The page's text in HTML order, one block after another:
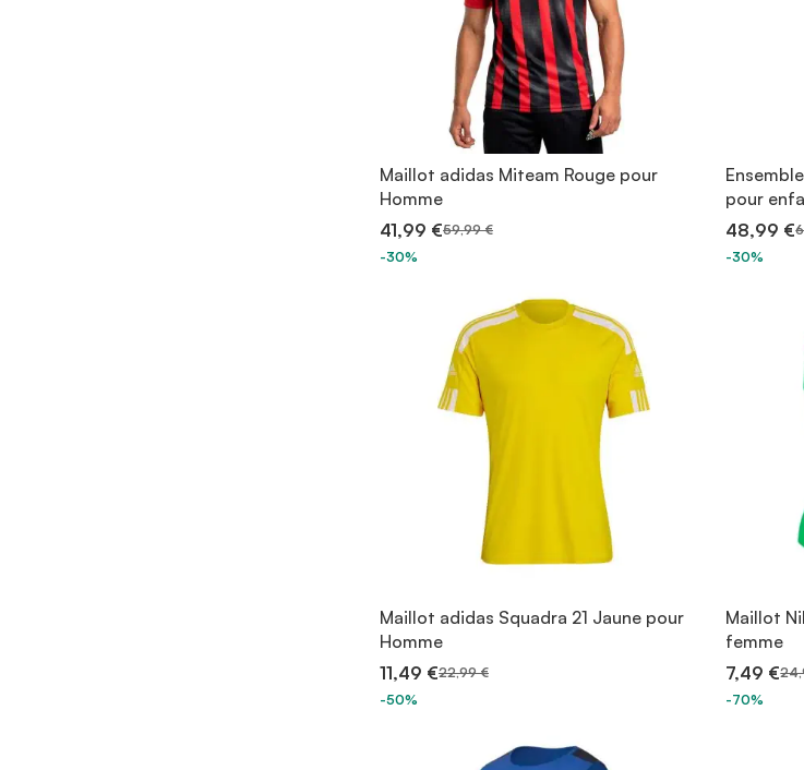
Maillot adidas Miteam Rouge pour
Homme
41,99 €59,99 €
-30%
pour
48,99 €
-30%
Maillot adidas Squadra 21 Jaune pour
Homme
11,49 €22,99 €
-50%
Maillot
femme
7,49 €
-70%